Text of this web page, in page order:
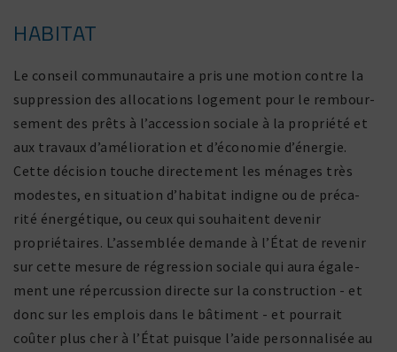
HABITAT
Le conseil commu­nau­taire a pris une motion contre la
suppres­sion des allo­ca­tions loge­ment pour le rembour­
se­ment des prêts à l’accession sociale à la propriété et
aux travaux d’amélioration et d’économie d’énergie.
Cette déci­sion touche direc­te­ment les ménages très
modestes, en situa­tion d’habitat indigne ou de préca­
rité éner­gé­tique, ou ceux qui souhaitent devenir
proprié­taires. L’assemblée demande à l’État de revenir
sur cette mesure de régres­sion sociale qui aura égale­
ment une réper­cus­sion directe sur la construc­tion - et
donc sur les emplois dans le bâti­ment - et pour­rait
coûter plus cher à l’État puisque l’aide person­na­lisée au